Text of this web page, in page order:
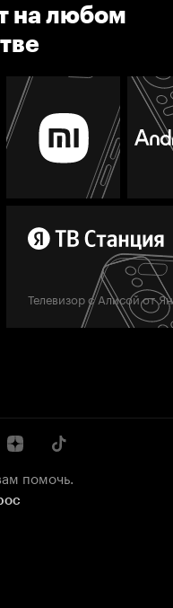
на любом
Телевизор с Алисой от
помочь.